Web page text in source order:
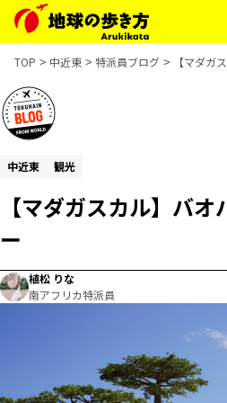
TOP 中近東 特派員ブログ 【マダガ
中近東 観光
【マダガスカル】バ
ー
植松 りな
南アフリカ特派員